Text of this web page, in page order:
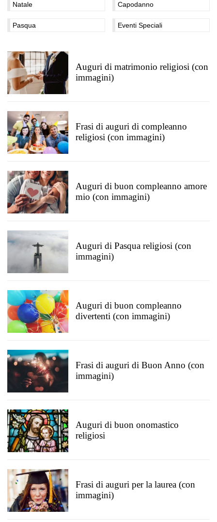
Natale Capodanno
Pasqua Eventi Speciali
Auguri di matrimonio religiosi (con
immagini)
Frasi di auguri di compleanno
religiosi (con immagini)
Auguri di buon compleanno amore
mio (con immagini)
Auguri di Pasqua religiosi (con
immagini)
Auguri di buon compleanno
divertenti (con immagini)
Frasi di auguri di Buon Anno (con
immagini)
Auguri di buon onomastico
religiosi
Frasi di auguri per la laurea (con
immagini)